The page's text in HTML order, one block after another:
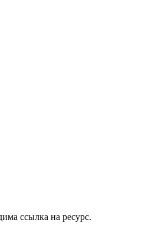
ссылка на ресурс.